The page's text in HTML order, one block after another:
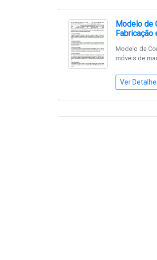
Modelo de
Fabricação
Modelo de
móveis de
Ver